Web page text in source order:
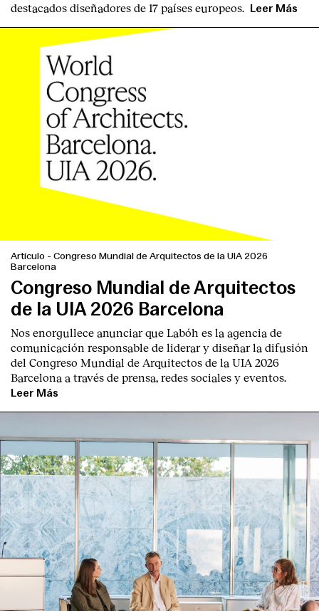
Contacto
destacados diseñadores de 17 países europeos Leer Más
Artículo - Congreso Mundial de Arquitectos de la UIA 2026
Barcelona
Congreso Mundial de Arquitectos
de la UIA 2026 Barcelona
Nos enorgullece anunciar que Labóh es la agencia de
comunicación responsable de liderar y diseñar la difusión
del Congreso Mundial de Arquitectos de la UIA 2026
Barcelona a través de prensa, redes sociales y eventos.
Leer Más